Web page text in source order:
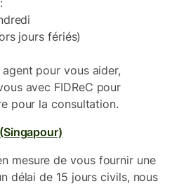
jours fériés)
pour vous aider,
avec FIDReC pour
pour la consultation.
mesure de vous fournir une
délai de 15 jours civils, nous